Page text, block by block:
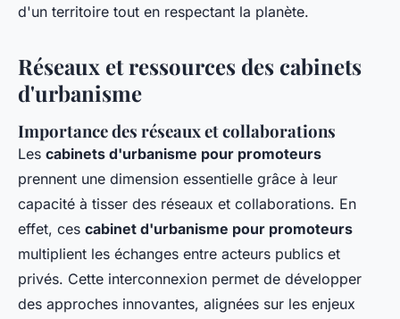
d'un territoire tout en respectant la planète.
Réseaux et ressources des cabinets
d'urbanisme
Importance des réseaux et collaborations
Les cabinets d'urbanisme pour promoteurs
prennent une dimension essentielle grâce à leur
capacité à tisser des réseaux et collaborations. En
effet, ces cabinet d'urbanisme pour promoteurs
multiplient les échanges entre acteurs publics et
privés. Cette interconnexion permet de développer
des approches innovantes, alignées sur les enjeux